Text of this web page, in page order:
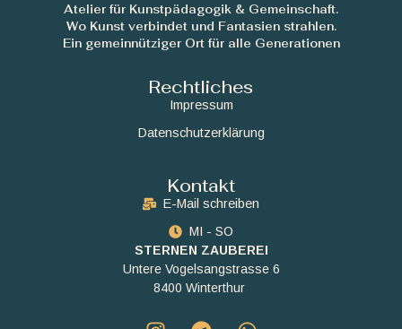
Atelier für Kunstpädagogik & Gemeinschaft.
Wo Kunst verbindet und Fantasien strahlen.
Ein gemeinnütziger Ort für alle Generationen
Rechtliches
Impressum
Datenschutzerklärung
Kontakt
E-Mail schreiben
MI - SO
STERNEN ZAUBEREI
Untere Vogelsangstrasse 6
8400 Winterthur